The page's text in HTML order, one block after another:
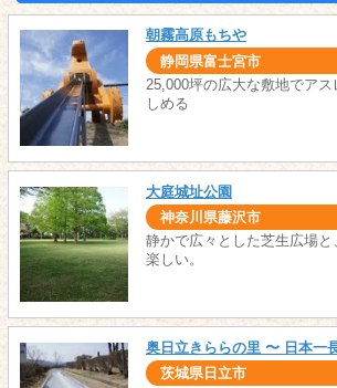
朝霧高原もちや
静岡県富士宮市
25,000坪の広大な敷地でア
しめる
大庭城址公園
神奈川県藤沢市
静かで広々とした芝生広場
楽しい。
奥日立きららの里 〜 日本一
茨城県日立市